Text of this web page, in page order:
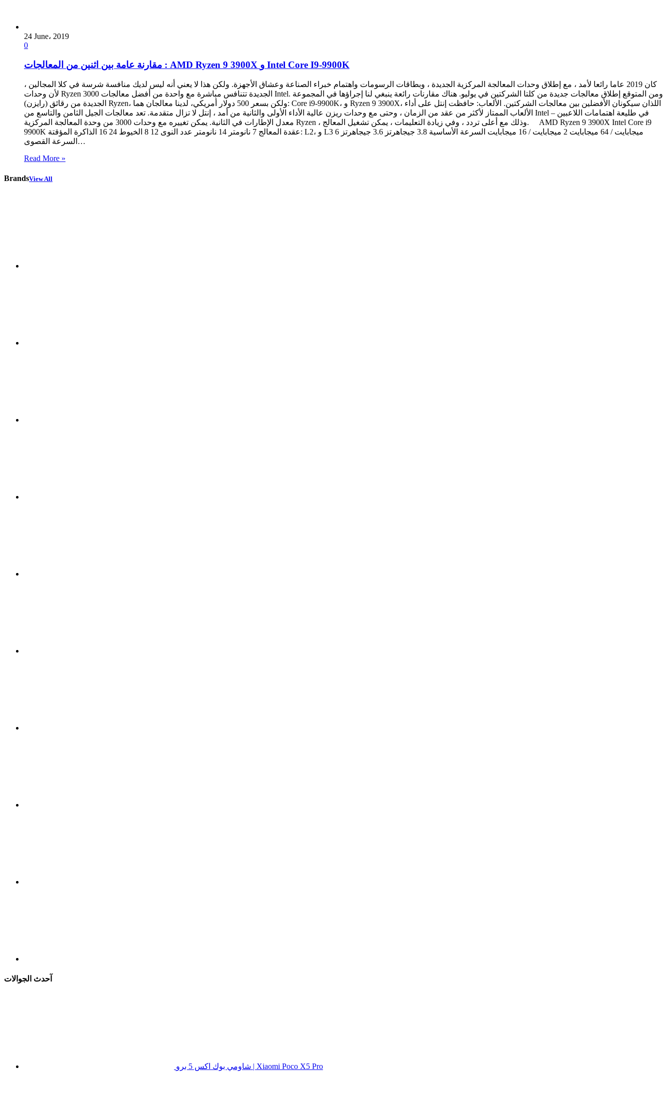
24 June، 2019
0
مقارنة عامة بين اثنين من المعالجات : AMD Ryzen 9 3900X و Intel Core I9-9900K
كان 2019 عاما رائعا لأمد ، مع إطلاق وحدات المعالجة المركزية الجديدة ، وبطاقات الرسومات واهتمام خبراء الصناعة وعشاق الأجهزة. ولكن هذا لا يعني أنه ليس لديك منافسة شرسة في كلا المجالين ،
لأن وحدات Ryzen 3000 الجديدة تتنافس مباشرة مع واحدة من أفضل معالجات Intel. ومن المتوقع إطلاق معالجات جديدة من كلتا الشركتين في يوليو. هناك مقارنات رائعة ينبغي لنا إجراؤها في المجموعة
الجديدة من رقائق (رايزن) Ryzen، ولكن بسعر 500 دولار أمريكي، لدينا معالجان هما: Core i9-9900K، و Ryzen 9 3900X، اللذان سيكونان الأفضلين بين معالجات الشركتين. الألعاب: حافظت إنتل على أداء
الألعاب الممتاز لأكثر من عقد من الزمان ، وحتى مع وحدات ريزن عالية الأداء الأولى والثانية من أمد ، إنتل لا تزال متقدمة. تعد معالجات الجيل الثامن والتاسع من Intel في طليعة اهتمامات اللاعبين –
معدل الإطارات في الثانية. يمكن تغييره مع وحدات 3000 من وحدة المعالجة المركزية Ryzen ، وذلك مع أعلى تردد ، وفي زيادة التعليمات ، يمكن تشغيل المعالج. AMD Ryzen 9 3900X Intel Core i9
9900K عقدة المعالج 7 نانومتر 14 نانومتر عدد النوى 12 8 الخيوط 24 16 الذاكرة المؤقتة: L2، و L3 6 ميجابايت / 64 ميجابايت 2 ميجابايت / 16 ميجابايت السرعة الأساسية 3.8 جيجاهرتز 3.6 جيجاهرتز
السرعة القصوى…
Read More »
BrandsView All
آحدث الجوالات
شاومي بوك اكس 5 برو | Xiaomi Poco X5 Pro